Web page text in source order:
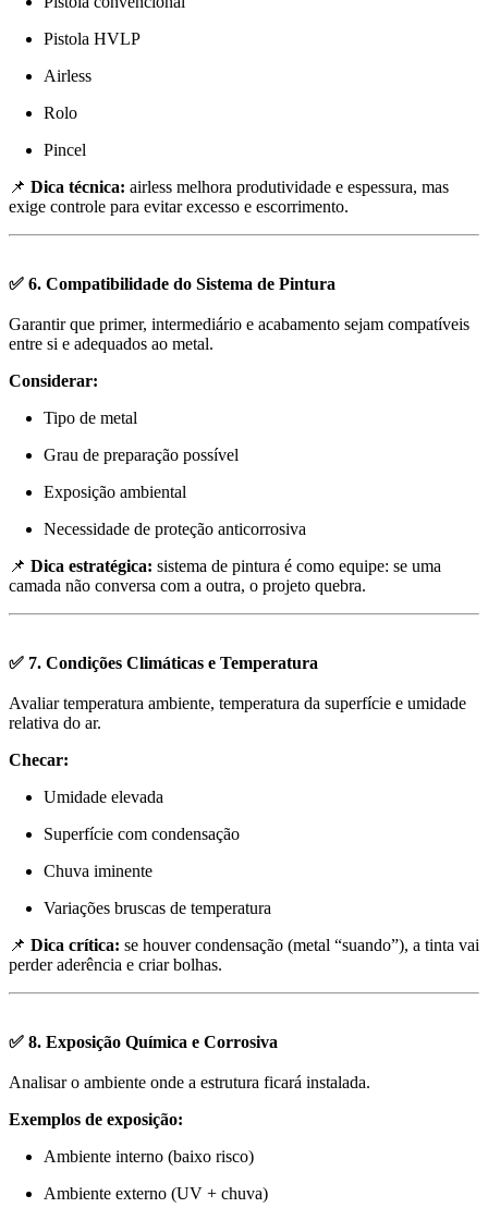
Pistola HVLP
Airless
Rolo
Pincel
📌 Dica técnica: airless melhora produtividade e espessura, mas
exige controle para evitar excesso e escorrimento.
✅ 6. Compatibilidade do Sistema de Pintura
Garantir que primer, intermediário e acabamento sejam compatíveis
entre si e adequados ao metal.
Considerar:
Tipo de metal
Grau de preparação possível
Exposição ambiental
Necessidade de proteção anticorrosiva
📌 Dica estratégica: sistema de pintura é como equipe: se uma
camada não conversa com a outra, o projeto quebra.
✅ 7. Condições Climáticas e Temperatura
Avaliar temperatura ambiente, temperatura da superfície e umidade
relativa do ar.
Checar:
Umidade elevada
Superfície com condensação
Chuva iminente
Variações bruscas de temperatura
📌 Dica crítica: se houver condensação (metal “suando”), a tinta vai
perder aderência e criar bolhas.
✅ 8. Exposição Química e Corrosiva
Analisar o ambiente onde a estrutura ficará instalada.
Exemplos de exposição:
Ambiente interno (baixo risco)
Ambiente externo (UV + chuva)